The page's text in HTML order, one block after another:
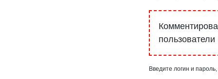
пользователи
Введите логин и